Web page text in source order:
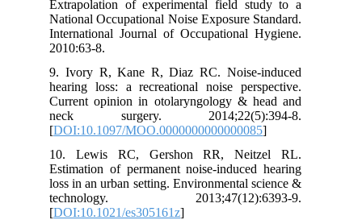
Extrapolation of experimental field study to a
National Occupational Noise Exposure Standard.
International Journal of Occupational Hygiene.
2010:63-8.
9. Ivory R, Kane R, Diaz RC. Noise-induced
hearing loss: a recreational noise perspective.
Current opinion in otolaryngology & head and
neck surgery. 2014;22(5):394-8.
[DOI:10.1097/MOO.0000000000000085
10. Lewis RC, Gershon RR, Neitzel RL.
Estimation of permanent noise-induced hearing
loss in an urban setting. Environmental science &
technology. 2013;47(12):6393-9.
[DOI:10.1021/es305161z